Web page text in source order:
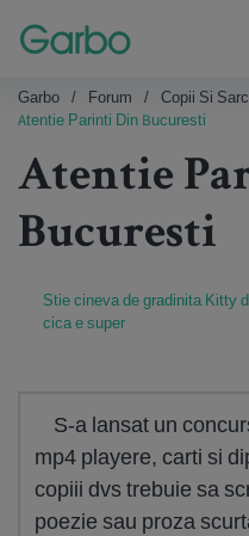
Garbo Forum Copii Si
Atentie Parinti Din Bucuresti
Atentie
Bucuresti
Stie cineva de gradinita Kitty
cica e super
S-a lansat un
mp4 playere, carti si
copiii dvs trebuie sa
poezie sau proza